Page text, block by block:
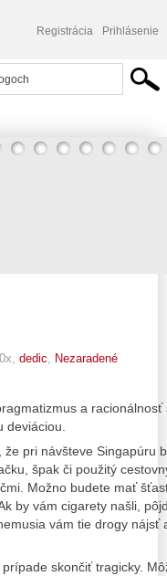
Registrácia Prihlásenie
dedic Nezaradené
a
deviáciou.
pri návšteve Singapúru
špak či použitý
Možno budete mať
by vám cigarety našli,
vám tie drogy nájsť
skončiť tragicky.